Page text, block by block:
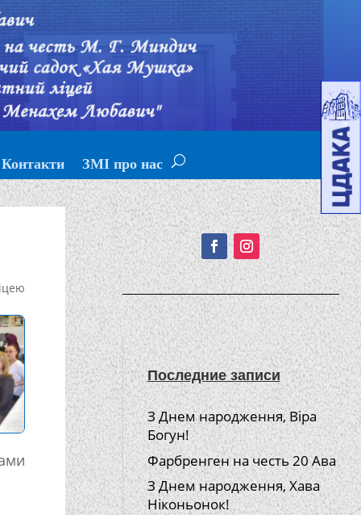
Контакти ЗМІ про нас
Подписывайтесь!
Последние записи
З Днем народження, Віра
Богун!
Фарбренген на честь 20 Ава
З Днем народження, Хава
Ніконьонок!